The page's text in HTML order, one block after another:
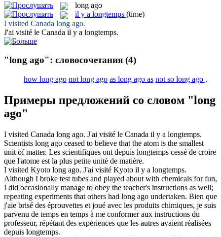
long ago
il y a longtemps (time)
I visited Canada long ago.
J'ai visité le Canada il y a longtemps.
"long ago": словосочетания (4)
how long ago not long ago as long ago as not so long ago ,
Примеры предложений со словом "long
ago"
I visited Canada long ago. J'ai visité le Canada il y a longtemps.
Scientists long ago ceased to believe that the atom is the smallest
unit of matter. Les scientifiques ont depuis longtemps cessé de croire
que l'atome est la plus petite unité de matière.
I visited Kyoto long ago. J'ai visité Kyoto il y a longtemps.
Although I broke test tubes and played about with chemicals for fun,
I did occasionally manage to obey the teacher's instructions as well;
repeating experiments that others had long ago undertaken. Bien que
j'aie brisé des éprouvettes et joué avec les produits chimiques, je suis
parvenu de temps en temps à me conformer aux instructions du
professeur, répétant des expériences que les autres avaient réalisées
depuis longtemps.